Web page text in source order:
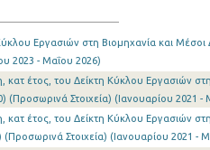
Εργασιών στη Βιομηχανία και
2023 - Μαΐου 2026)
κατ έτος, του Δείκτη Κύκλου Εργασιών
(Προσωρινά Στοιχεία) (Ιανουαρίου 2021 -
κατ έτος, του Δείκτη Κύκλου Εργασιών
(Προσωρινά Στοιχεία) (Ιανουαρίου 2021 -